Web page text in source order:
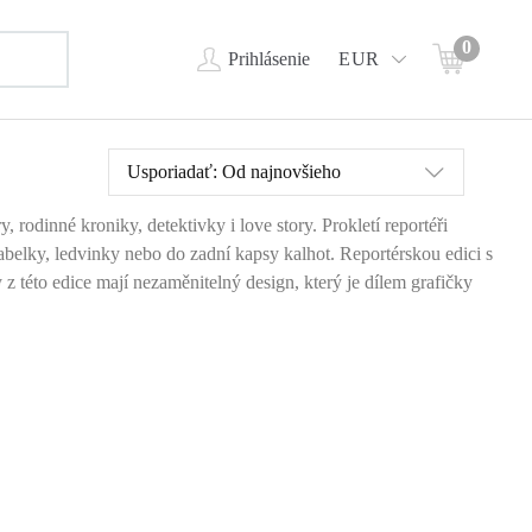
Prihlásenie EUR
0
rodinné kroniky, detektivky i love story. Prokletí reportéři
ledvinky nebo do zadní kapsy kalhot. Reportérskou edici s
této edice mají nezaměnitelný design, který je dílem grafičky
Usporiadať: Od najnovšieho